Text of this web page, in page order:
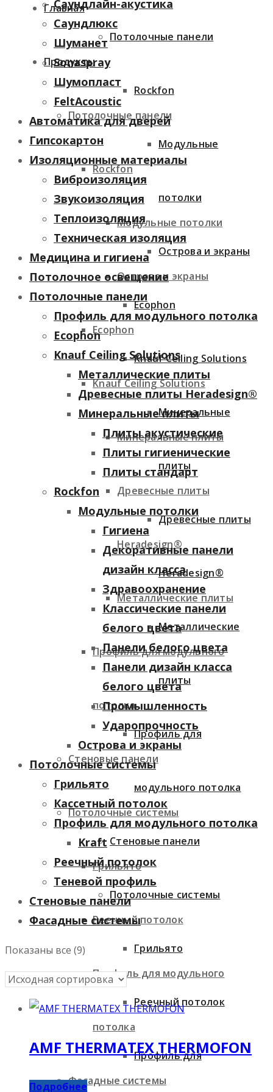
Главная
Продукты
Потолочные панели
Rockfon
Модульные потолки
Острова и экраны
Ecophon
Knauf Ceiling Solutions
Минеральные плиты
Древесные плиты
Heradesign®
Металлические плиты
Профиль для модульного
потолка
Стеновые панели
Потолочные системы
Грильято
Реечный потолок
Профиль для модульного
потолка
Фасадные системы
Потолочные панели
Rockfon
Модульные
потолки
Острова и экраны
Ecophon
Knauf Ceiling Solutions
Минеральные
плиты
Древесные плиты
Heradesign®
Металлические
плиты
Профиль для
модульного потолка
Стеновые панели
Потолочные системы
Грильято
Реечный потолок
Профиль для
Саундлайн-акустика
Саундлюкс
Шуманет
Sonaspray
Шумопласт
FeltAcoustic
Автоматика для дверей
Гипсокартон
Изоляционные материалы
Виброизоляция
Звукоизоляция
Теплоизоляция
Техническая изоляция
Медицина и гигиена
Потолочное освещение
Потолочные панели
Профиль для модульного потолка
Ecophon
Knauf Ceiling Solutions
Металлические плиты
Древесные плиты Heradesign®
Минеральные плиты
Плиты акустические
Плиты гигиенические
Плиты стандарт
Rockfon
Модульные потолки
Гигиена
Декоративные панели
дизайн класса
Здравоохранение
Классические панели
белого цвета
Панели белого цвета
Панели дизайн класса
белого цвета
Промышленность
Ударопрочность
Острова и экраны
Потолочные системы
Грильято
Кассетный потолок
Профиль для модульного потолка
Kraft
Реечный потолок
Теневой профиль
Стеновые панели
Фасадные системы
Показаны все (9)
AMF THERMATEX THERMOFON
Подробнее